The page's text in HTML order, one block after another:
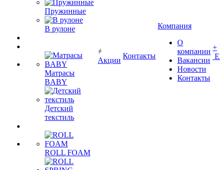
Пружинные
В рулоне
Матрасы
BABY
Детский
текстиль
ROLL FOAM
Акции
Контакты
Компания
О
компании
Вакансии
Новости
Контакты
+